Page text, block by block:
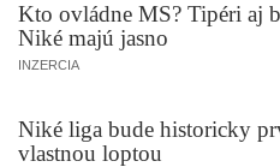
Kto ovládne MS? Tipéri aj
Niké majú jasno
INZERCIA
Niké liga bude historicky
vlastnou loptou